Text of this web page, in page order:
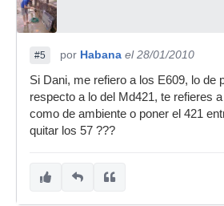
#5 por Habana el 28/01/2010
Si Dani, me refiero a los E609, lo de
respecto a lo del Md421, te refieres
como de ambiente o poner el 421
quitar los 57 ???